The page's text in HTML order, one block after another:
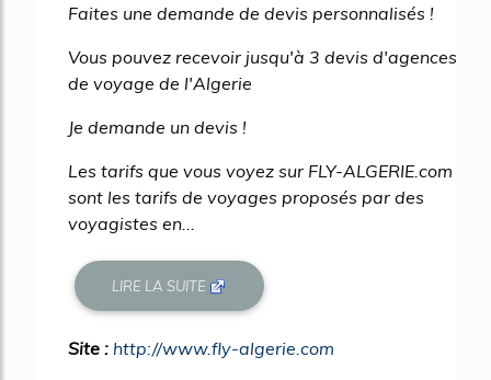
Faites une demande de devis personnalisés !
Vous pouvez recevoir jusqu'à 3 devis d'agences
de voyage de l'Algerie
Je demande un devis !
Les tarifs que vous voyez sur FLY-ALGERIE.com
sont les tarifs de voyages proposés par des
voyagistes en...
LIRE LA SUITE
Site : http://www.fly-algerie.com